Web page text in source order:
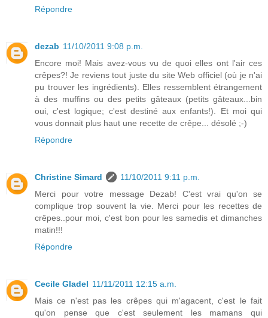
Répondre
dezab 11/10/2011 9:08 p.m.
Encore moi! Mais avez-vous vu de quoi elles ont l'air ces
crêpes?! Je reviens tout juste du site Web officiel (où je n'ai
pu trouver les ingrédients). Elles ressemblent étrangement
à des muffins ou des petits gâteaux (petits gâteaux...bin
oui, c'est logique; c'est destiné aux enfants!). Et moi qui
vous donnait plus haut une recette de crêpe... désolé ;-)
Répondre
Christine Simard
11/10/2011 9:11 p.m.
Merci pour votre message Dezab! C'est vrai qu'on se
complique trop souvent la vie. Merci pour les recettes de
crêpes..pour moi, c'est bon pour les samedis et dimanches
matin!!!
Répondre
Cecile Gladel 11/11/2011 12:15 a.m.
Mais ce n'est pas les crêpes qui m'agacent, c'est le fait
qu'on pense que c'est seulement les mamans qui